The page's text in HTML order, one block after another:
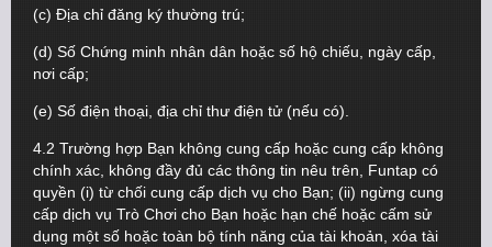
(c) Địa chỉ đăng ký thường trú;
(d) Số Chứng minh nhân dân hoặc số hộ chiếu, ngày cấp,
nơi cấp;
(e) Số điện thoại, địa chỉ thư điện tử (nếu có).
4.2 Trường hợp Bạn không cung cấp hoặc cung cấp không
chính xác, không đầy đủ các thông tin nêu trên, Funtap có
quyền (i) từ chối cung cấp dịch vụ cho Bạn; (ii) ngừng cung
cấp dịch vụ Trò Chơi cho Bạn hoặc hạn chế hoặc cấm sử
dụng một số hoặc toàn bộ tính năng của tài khoản, xóa tài